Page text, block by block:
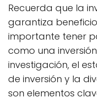
Recuerda que la
garantiza
importante tener
como una
investigación, el
de inversión y la
son elementos